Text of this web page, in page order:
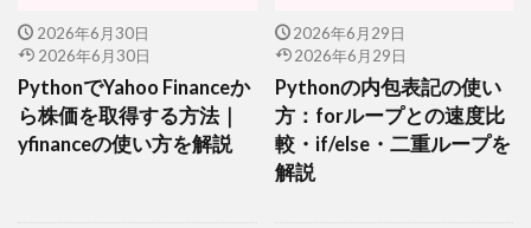
2026年6月30日
2026年6月30日
PythonでYahoo Financeか
ら株価を取得する方法｜
yfinanceの使い方を解説
2026年6月29日
2026年6月29日
Pythonの内包表記の使い
方：forループとの速度比
較・if/else・二重ループを
解説